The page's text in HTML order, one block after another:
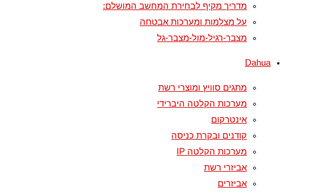
מדריך מקיף לבחירת המחשב המושלם:
על מצלמות ומערכות אבטחה
מצבר-רגיל-מול-מצבר-גל
Dahua
מתגים סוויץ ומוצרי רשת
מערכות הקלטה היברידי
אינטרקום
קודנים ובקרת כניסה
מערכות הקלטה IP
אביזרי רשת
אביזרים